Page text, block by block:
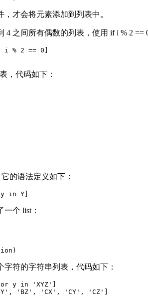
才会将元素添加到列表中。
4 之间所有偶数的列表，使用 if i % 2 ==
% 2 == 0]
，代码如下：
的语法定义如下：
个 list：
符的字符串列表，代码如下：
y in 'XYZ']